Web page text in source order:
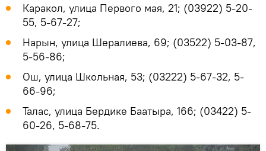
Каракол, улица Первого мая, 21; (03922) 5-20-
55, 5-67-27;
Нарын, улица Шералиева, 69; (03522) 5-03-87,
5-56-86;
Ош, улица Школьная, 53; (03222) 5-67-32, 5-
66-96;
Талас, улица Бердике Баатыра, 166; (03422) 5-
60-26, 5-68-75.